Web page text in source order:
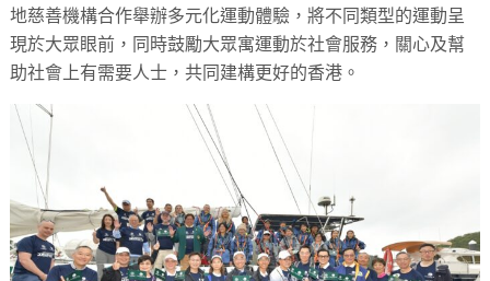
地慈善機構合作舉辦多元化運動體驗，將不同類型的運動呈
現於大眾眼前，同時鼓勵大眾寓運動於社會服務，關心及幫
助社會上有需要人士，共同建構更好的香港。